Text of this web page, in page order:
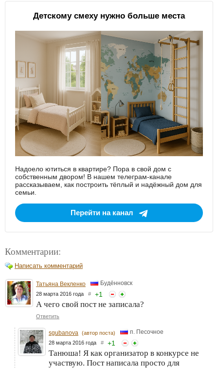
Детскому смеху нужно больше места
Надоело ютиться в квартире? Пора в свой дом с
собственным двором! В нашем телеграм-канале
рассказываем, как построить тёплый и надёжный дом для
семьи.
Перейти на канал
Комментарии:
Написать комментарий
Татьяна Векленко Будённовск
28 марта 2016 года # +1
А чего свой пост не записала?
Ответить
sgubanova (автор поста) п. Песочное
28 марта 2016 года # +1
Танюша! Я как организатор в конкурсе не
участвую. Пост написала просто для